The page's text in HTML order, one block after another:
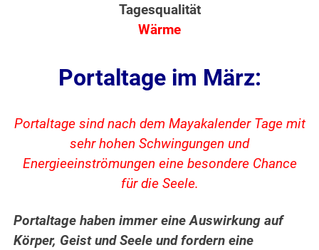
Tagesqualität
Wärme
Portaltage im März:
Portaltage sind nach dem Mayakalender Tage mit
sehr hohen Schwingungen und
Energieeinströmungen eine besondere Chance
für die Seele.
Portaltage haben immer eine Auswirkung auf
Körper, Geist und Seele und fordern eine